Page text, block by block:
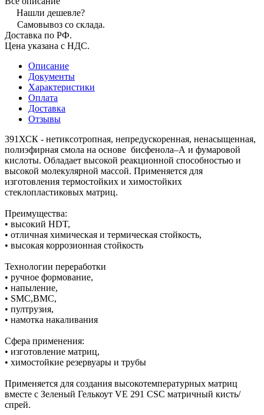
Нашли дешевле?
Самовывоз со склада.
Доставка по РФ.
Цена указана с НДС.
Описание
Документы
Характеристики
Оплата
Доставка
Отзывы
391ХСК - нетиксотропная, непредускоренная, ненасыщенная,
полиэфирная смола на основе бисфенола–А и фумаровой
кислоты. Обладает высокой реакционной способностью и
высокой молекулярной массой. Применяется для
изготовления термостойких и химостойких
стеклопластиковых матриц.
Преимущества:
• высокий HDT,
• отличная химическая и термическая стойкость,
• высокая коррозионная стойкость
Технологии переработки
• ручное формование,
• напыление,
• SMC,BMC,
• пултрузия,
• намотка накаливания
Сфера применения:
• изготовление матриц,
• химостойкие резервуары и трубы
Применяется для создания высокотемпературных матриц
вместе с Зеленый Гелькоут VE 291 CSC матричный кисть/
спрей.